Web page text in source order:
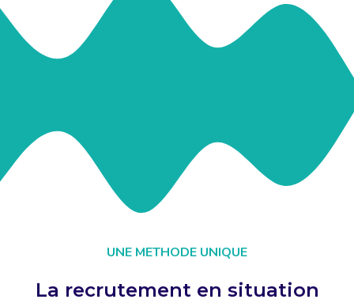
UNE METHODE UNIQUE
La recrutement en situation